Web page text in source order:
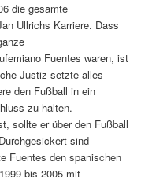
die gesamte
Ullrichs Karriere. Dass
Fuentes waren, ist
Justiz setzte alles
den Fußball in ein
zu halten.
sollte er über den Fußball
sind
Fuentes den spanischen
bis 2005 mit